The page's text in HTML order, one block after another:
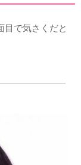
目で気さくだと